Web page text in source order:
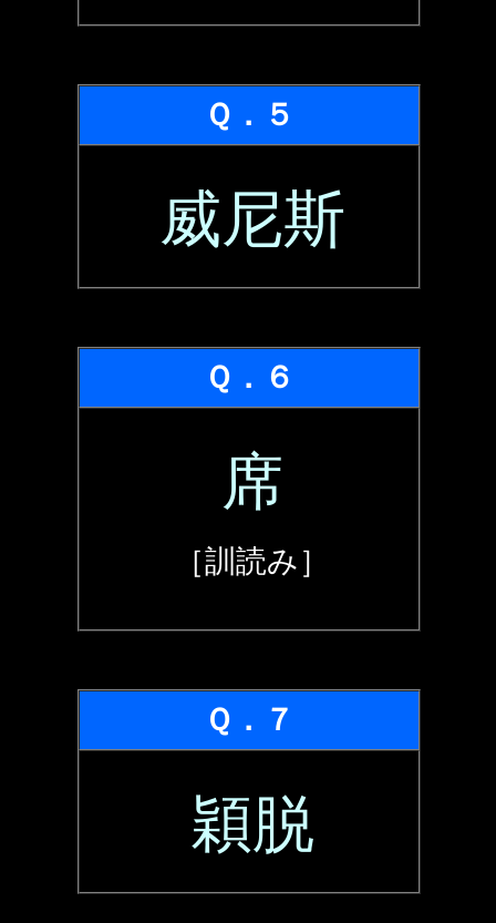
Ｑ．５
威尼斯
Ｑ．６
席
［訓読み］
Ｑ．７
穎脱